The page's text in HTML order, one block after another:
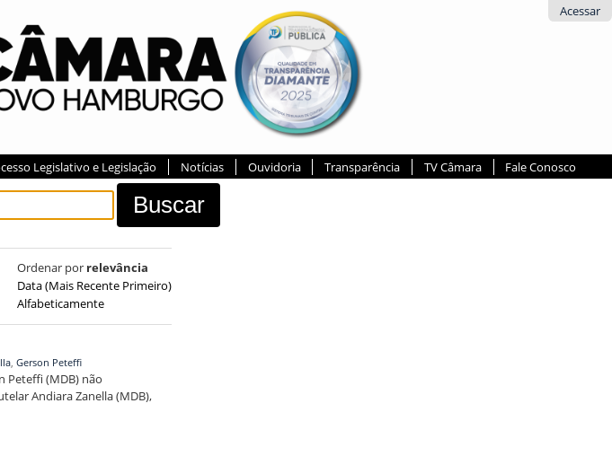
Acessar
Legislativo e Legislação Notícias Ouvidoria Transparência TV Câmara Fale Conosco
Ordenar por relevância
Data (mais Recente Primeiro)
Alfabeticamente
, Gerson Peteffi
Peteffi (MDB) não
Andiara Zanella (MDB),